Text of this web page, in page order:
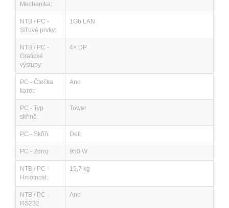
Mechanika:
NTB / PC -
Síťové prvky:
1Gb LAN
NTB / PC -
Grafické
výstupy:
4× DP
PC - Čtečka
karet:
Ano
PC - Typ
skříně:
Tower
PC - Skříň: Dell
PC - Zdroj: 950 W
NTB / PC -
Hmotnost:
15,7 kg
NTB / PC -
RS232
Ano